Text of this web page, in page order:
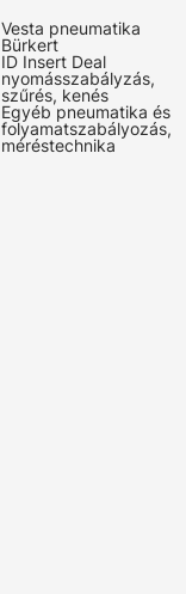
Vesta pneumatika
Bürkert
ID Insert Deal
nyomásszabályzás,
szűrés, kenés
Egyéb pneumatika és
folyamatszabályozás,
méréstechnika